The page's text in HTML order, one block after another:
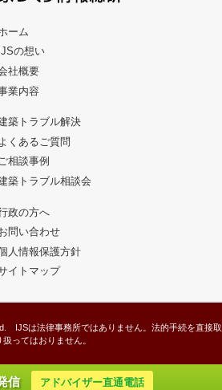
ーム
IJSの想い
社概要
業内容
築トラブル解決
よくあるご質問
相談事例
築トラブル相談会
政の方へ
問い合わせ
人情報保護方針
イトマップ
IJSは法律事務所ではありません。法的手続を直接取
扱ってはおりません。
信 アドバイザー直通電話